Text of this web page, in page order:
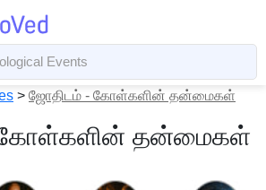
> ஜோதிடம் - கோள்களின் தன்மைகள்
கோள்களின் தன்மைகள்